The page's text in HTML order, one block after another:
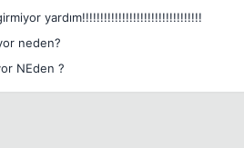
yardım!!!!!!!!!!!!!!!!!!!!!!!!!!!!!!!!!
neden?
NEden ?